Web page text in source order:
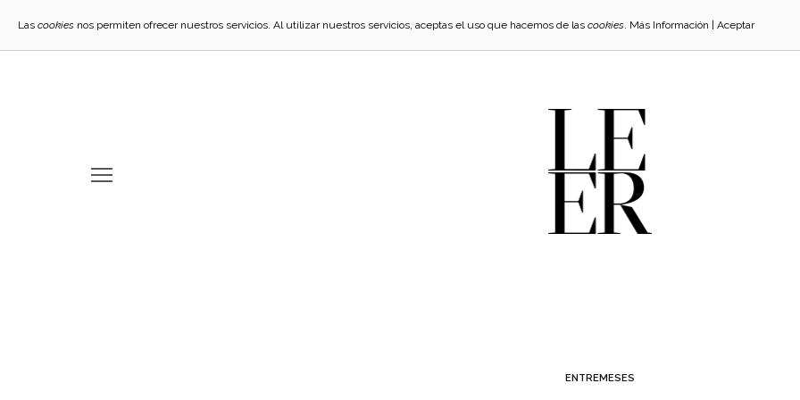
ENTREMESES
Las cookies nos permiten ofrecer nuestros servicios. Al utilizar nuestros servicios, aceptas el uso que hacemos de las cookies. Más Información Aceptar